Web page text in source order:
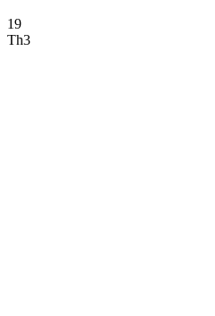
19
Th3